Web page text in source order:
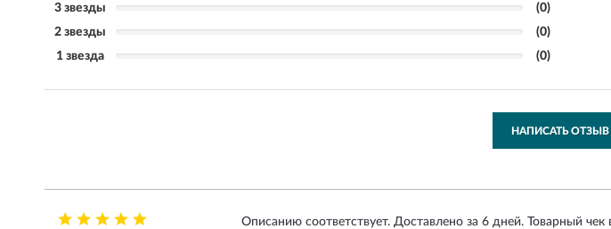
3 звезды
(0)
2 звезды
(0)
1 звезда
(0)
НАПИСАТЬ
Описанию соответствует. Доставлено за 6 дней. Товарный